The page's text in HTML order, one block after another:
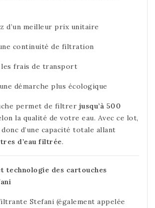
d’un meilleur prix unitaire
continuité de filtration
les frais de transport
démarche plus écologique
permet de filtrer jusqu’à 500
la qualité de votre eau. Avec ce lot,
d’une capacité totale allant
d’eau filtrée.
technologie des cartouches
Stefani (également appelée